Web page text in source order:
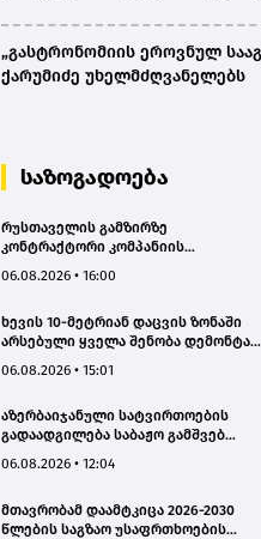
„გასტრონომიის ეროვნულ
ქარუმიძე უხელმძღვანელებს
საზოგადოება
რუსთაველის გამზირზე
კონტრაქტორი კომპანიის
ახლოს იმოძრავა, რამაც ნიადაგის
გამოიწვია, გადაბრუნდა
ავტომანქანა - თვითმცლელში
იმყოფებოდა მცირეწლოვანი ბავშვი
06.08.2026 • 16:00
ხევის 10-მეტრიან დაცვის ზონაში
არსებული ყველა შენობა დემონტაჟს
06.08.2026 • 15:01
აზერბაიჯანული სატვირთოების
გადაადგილება საბაჟო გამშვებ
მიმდინარეობს- შემოსავლების
06.08.2026 • 12:04
მთავრობამ დაამტკიცა 2026-2030
წლების საგზაო უსაფრთხოების